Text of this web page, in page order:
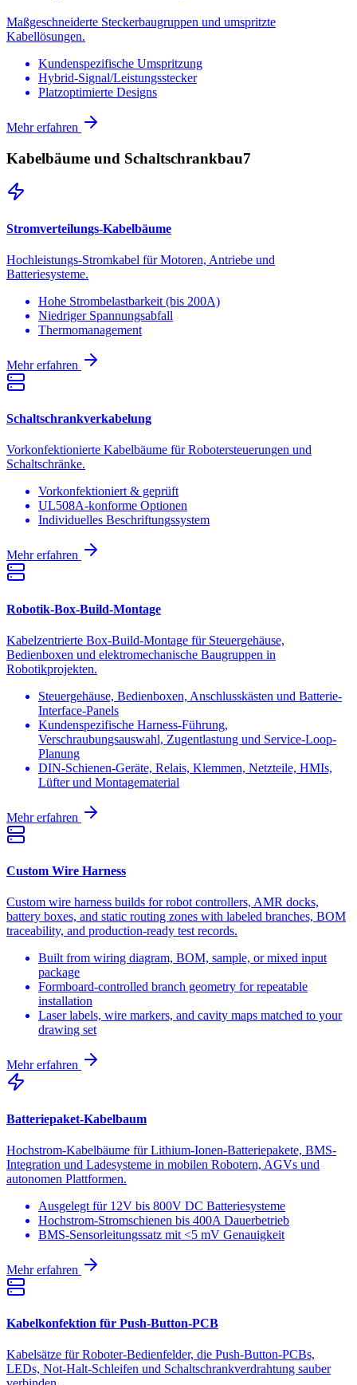
Maßgeschneiderte Steckerbaugruppen und umspritzte
Kabellösungen.
Kundenspezifische Umspritzung
Hybrid-Signal/Leistungsstecker
Platzoptimierte Designs
Mehr erfahren
Kabelbäume und Schaltschrankbau7
Stromverteilungs-Kabelbäume
Hochleistungs-Stromkabel für Motoren, Antriebe und
Batteriesysteme.
Hohe Strombelastbarkeit (bis 200A)
Niedriger Spannungsabfall
Thermomanagement
Mehr erfahren
Schaltschrankverkabelung
Vorkonfektionierte Kabelbäume für Robotersteuerungen und
Schaltschränke.
Vorkonfektioniert & geprüft
UL508A-konforme Optionen
Individuelles Beschriftungssystem
Mehr erfahren
Robotik-Box-Build-Montage
Kabelzentrierte Box-Build-Montage für Steuergehäuse,
Bedienboxen und elektromechanische Baugruppen in
Robotikprojekten.
Steuergehäuse, Bedienboxen, Anschlusskästen und Batterie-
Interface-Panels
Kundenspezifische Harness-Führung,
Verschraubungsauswahl, Zugentlastung und Service-Loop-
Planung
DIN-Schienen-Geräte, Relais, Klemmen, Netzteile, HMIs,
Lüfter und Montagematerial
Mehr erfahren
Custom Wire Harness
Custom wire harness builds for robot controllers, AMR docks,
battery boxes, and static routing zones with labeled branches, BOM
traceability, and production-ready test records.
Built from wiring diagram, BOM, sample, or mixed input
package
Formboard-controlled branch geometry for repeatable
installation
Laser labels, wire markers, and cavity maps matched to your
drawing set
Mehr erfahren
Batteriepaket-Kabelbaum
Hochstrom-Kabelbäume für Lithium-Ionen-Batteriepakete, BMS-
Integration und Ladesysteme in mobilen Robotern, AGVs und
autonomen Plattformen.
Ausgelegt für 12V bis 800V DC Batteriesysteme
Hochstrom-Stromschienen bis 400A Dauerbetrieb
BMS-Sensorleitungssatz mit <5 mV Genauigkeit
Mehr erfahren
Kabelkonfektion für Push-Button-PCB
Kabelsätze für Roboter-Bedienfelder, die Push-Button-PCBs,
LEDs, Not-Halt-Schleifen und Schaltschrankverdrahtung sauber